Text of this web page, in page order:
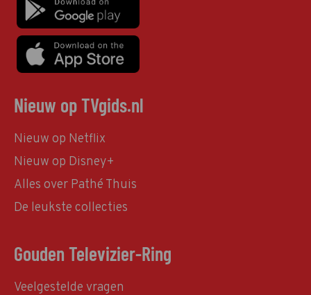
Nieuw op TVgids.nl
Nieuw op Netflix
Nieuw op Disney+
Alles over Pathé Thuis
De leukste collecties
Gouden Televizier-Ring
Veelgestelde vragen